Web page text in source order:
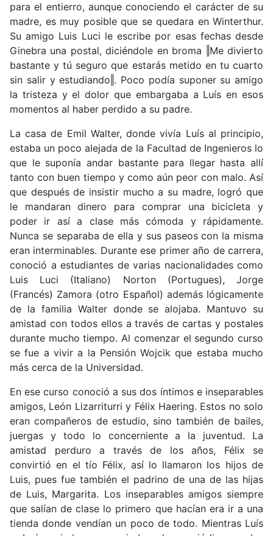
para el entierro, aunque conociendo el carácter de su
madre, es muy posible que se quedara en Winterthur.
Su amigo Luis Luci le escribe por esas fechas desde
Ginebra una postal, diciéndole en broma ‖Me divierto
bastante y tú seguro que estarás metido en tu cuarto
sin salir y estudiando‖. Poco podía suponer su amigo
la tristeza y el dolor que embargaba a Luís en esos
momentos al haber perdido a su padre.
La casa de Emil Walter, donde vivía Luís al principio,
estaba un poco alejada de la Facultad de Ingenieros lo
que le suponía andar bastante para llegar hasta allí
tanto con buen tiempo y como aún peor con malo. Así
que después de insistir mucho a su madre, logró que
le mandaran dinero para comprar una bicicleta y
poder ir así a clase más cómoda y rápidamente.
Nunca se separaba de ella y sus paseos con la misma
eran interminables. Durante ese primer año de carrera,
conoció a estudiantes de varias nacionalidades como
Luis Luci (Italiano) Norton (Portugues), Jorge
(Francés) Zamora (otro Español) además lógicamente
de la familia Walter donde se alojaba. Mantuvo su
amistad con todos ellos a través de cartas y postales
durante mucho tiempo. Al comenzar el segundo curso
se fue a vivir a la Pensión Wojcik que estaba mucho
más cerca de la Universidad.
En ese curso conoció a sus dos íntimos e inseparables
amigos, León Lizarriturri y Félix Haering. Estos no solo
eran compañeros de estudio, sino también de bailes,
juergas y todo lo concerniente a la juventud. La
amistad perduro a través de los años, Félix se
convirtió en el tío Félix, así lo llamaron los hijos de
Luis, pues fue también el padrino de una de las hijas
de Luis, Margarita. Los inseparables amigos siempre
que salían de clase lo primero que hacían era ir a una
tienda donde vendían un poco de todo. Mientras Luís